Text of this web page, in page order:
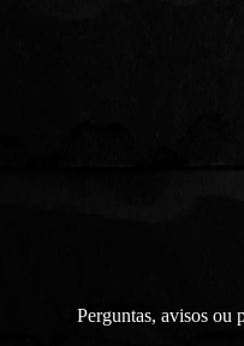
Perguntas, avisos ou